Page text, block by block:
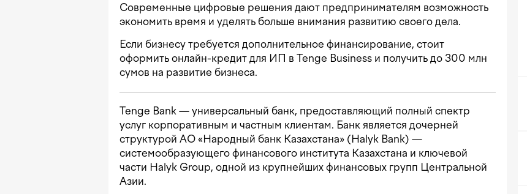
Современные цифровые решения дают предпринимателям возможность
экономить время и уделять больше внимания развитию своего дела.
Если бизнесу требуется дополнительное финансирование, стоит
оформить онлайн-кредит для ИП в Tenge Business и получить до 300 млн
сумов на развитие бизнеса.
Tenge Bank — универсальный банк, предоставляющий полный спектр
услуг корпоративным и частным клиентам. Банк является дочерней
структурой АО «Народный банк Казахстана» (Halyk Bank) —
системообразующего финансового института Казахстана и ключевой
части Halyk Group, одной из крупнейших финансовых групп Центральной
Азии.